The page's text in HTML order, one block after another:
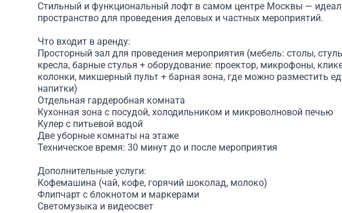
Стильный и функциональный лофт в самом центре Москвы —
пространство для проведения деловых и частных мероприятий.
Что входит в аренду:
Просторный зал для проведения мероприятия (мебель: столы,
кресла, барные стулья + оборудование: проектор, микрофоны,
колонки, микшерный пульт + барная зона, где можно разместить
напитки)
Отдельная гардеробная комната
Кухонная зона с посудой, холодильником и микроволновой печью
Кулер с питьевой водой
Две уборные комнаты на этаже
Техническое время: 30 минут до и после мероприятия
Дополнительные услуги:
Кофемашина (чай, кофе, горячий шоколад, молоко)
Флипчарт с блокнотом и маркерами
Светомузыка и видеосвет